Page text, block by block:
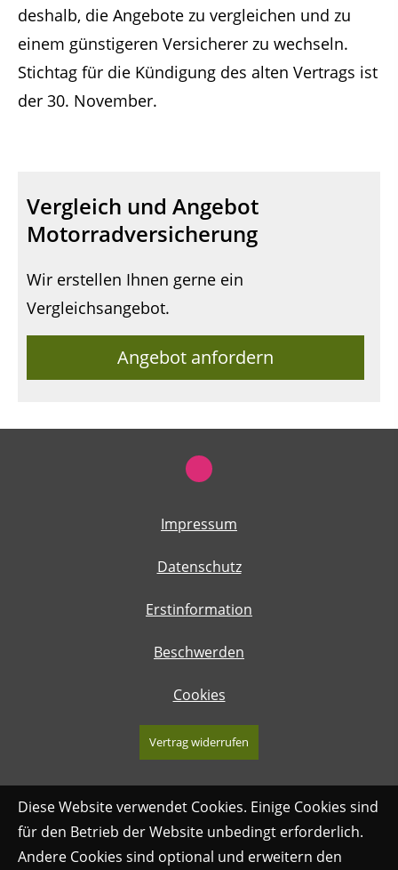
deshalb, die Angebote zu vergleichen und zu
einem günstigeren Versicherer zu wechseln.
Stichtag für die Kündigung des alten Vertrags ist
der 30. November.
Vergleich und Angebot
Motorradversicherung
Wir erstellen Ihnen gerne ein
Vergleichsangebot.
Angebot anfordern
Impressum
Datenschutz
Erstinformation
Beschwerden
Cookies
Vertrag widerrufen
Diese Website verwendet Cookies. Einige Cookies sind
für den Betrieb der Website unbedingt erforderlich.
Andere Cookies sind optional und erweitern den